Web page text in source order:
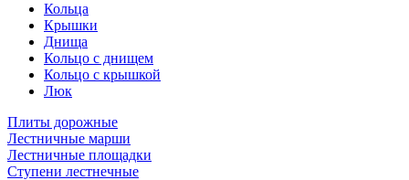
Кольца
Крышки
Днища
Кольцо с днищем
Кольцо с крышкой
Люк
Плиты дорожные
Лестничные марши
Лестничные площадки
Ступени лестнечные